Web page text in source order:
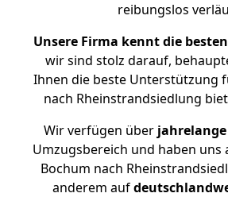
reibungslos
Unsere Firma kennt die
wir sind stolz darauf,
Ihnen die beste Unterstützung
nach Rheinstrandsiedlung
Wir verfügen über
Umzugsbereich und haben uns
Bochum nach
anderem auf